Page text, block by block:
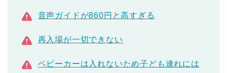
音声ガイドが860円と高すぎる
再入場が一切できない
ベビーカーは入れないため子ども連れには